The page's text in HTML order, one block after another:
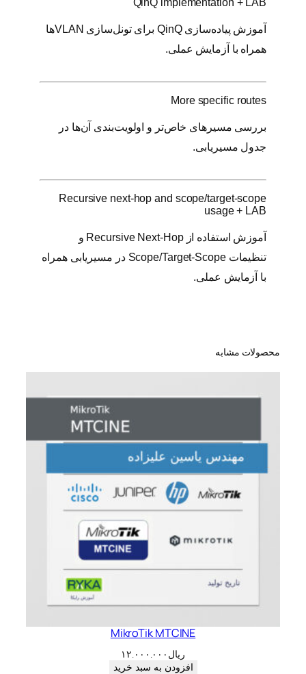
آموزش پیاده‌سازی QinQ برای تونل‌سازی VLANها
همراه با آزمایش عملی.
More specific routes
بررسی مسیرهای خاص‌تر و اولویت‌بندی آن‌ها در
جدول مسیریابی.
Recursive next-hop and scope/target-scope
usage + LAB
آموزش استفاده از Recursive Next-Hop و
تنظیمات Scope/Target-Scope در مسیریابی همراه
با آزمایش عملی.
محصولات مشابه
MikroTik MTCINE
ریال ۱۲.۰۰۰.۰۰۰
افزودن به سبد خرید